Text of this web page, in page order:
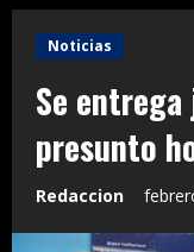
Noticias
Se
presunto
Redaccion